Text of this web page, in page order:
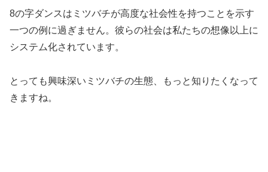
8の字ダンスはミツバチが高度な社会性を持つことを示す
一つの例に過ぎません。彼らの社会は私たちの想像以上に
システム化されています。
とっても興味深いミツバチの生態、もっと知りたくなって
きますね。